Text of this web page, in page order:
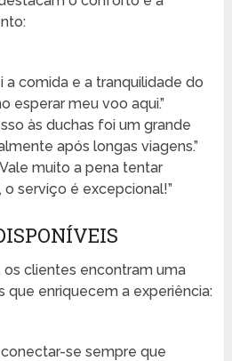
a comida e a tranquilidade do
esperar meu voo aqui.”
às duchas foi um grande
após longas viagens.”
muito a pena tentar
o serviço é excepcional!”
os clientes encontram uma
enriquecem a experiência:
se sempre que